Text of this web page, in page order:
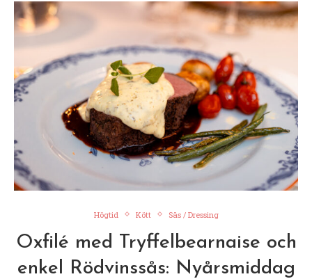
Högtid Kött Sås / Dressing
Oxfilé med Tryffelbearnaise och
enkel Rödvinssås: Nyårsmiddag